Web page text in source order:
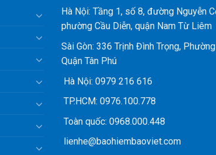
Hà Nội: Tầng 1, số 8, đường Nguyễn
phường Cầu Diễn, quận Nam Từ Liêm
Sài Gòn: 336 Trịnh Đình Trọng,
Quận Tân Phú
Hà Nội: 0979 216 616
TP.HCM: 0976.100.778
Toàn quốc: 0968.000.448
lienhe@baohiembaoviet.com